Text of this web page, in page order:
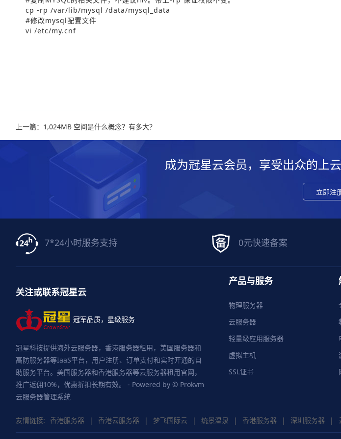
cp -rp /var/lib/mysql /data/mysql_data
#修改mysql配置文件
vi /etc/my.cnf
上一篇：1,024MB 空间是什么概念？有多大？
成为冠星云会员，享受出众的上
立即注
7*24小时服务支持 0元快速备案
关注或联系冠星云
冠军品质，星级服务
冠星科技提供海外云服务器，香港服务器租用，美国服务器和
高防服务器等IaaS平台，用户注册、订单支付和实时开通的自
助服务平台。美国服务器和香港服务器等云服务器租用官网，
推广返佣10%，优惠折扣长期有效。 - Powered by © Prokvm
云服务器管理系统
产品与服务
物理服务器
云服务器
轻量级应用服务器
虚拟主机
SSL证书
友情链接: 香港服务器 | 香港云服务器 | 梦飞国际云 | 统景温泉 | 香港服务器 | 深圳服务器 |